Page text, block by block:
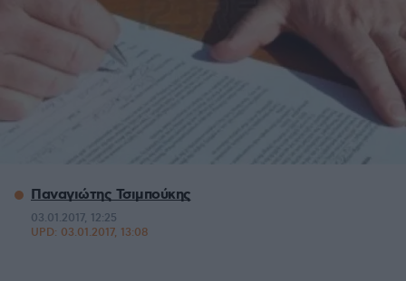
Παναγιώτης Τσιμπούκης
03.01.2017, 12:25
UPD: 03.01.2017, 13:08